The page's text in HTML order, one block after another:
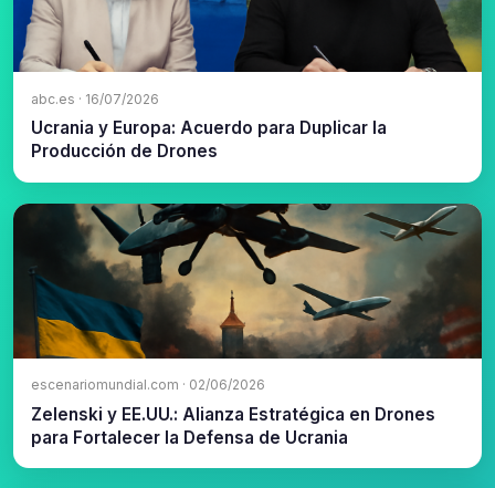
abc.es · 16/07/2026
Ucrania y Europa: Acuerdo para Duplicar la
Producción de Drones
escenariomundial.com · 02/06/2026
Zelenski y EE.UU.: Alianza Estratégica en Drones
para Fortalecer la Defensa de Ucrania